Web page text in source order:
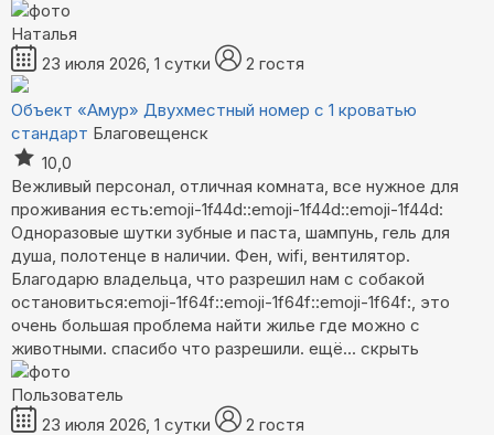
Наталья
23 июля 2026, 1 сутки
2 гостя
Объект «Амур» Двухместный номер с 1 кроватью
стандарт Благовещенск
10,0
Вежливый персонал, отличная комната, все нужное для
проживания есть:emoji-1f44d::emoji-1f44d::emoji-1f44d:
Одноразовые шутки зубные и паста, шампунь, гель для
душа, полотенце в наличии. Фен, wifi, вентилятор.
Благодарю владельца, что разрешил нам с собакой
остановиться:emoji-1f64f::emoji-1f64f::emoji-1f64f:, это
очень большая проблема найти жилье где можно с
животными. спасибо что разрешили. ещё... скрыть
Пользователь
23 июля 2026, 1 сутки
2 гостя